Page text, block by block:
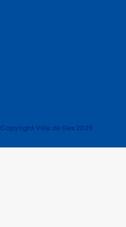
Copyright Ville de Gex 2026